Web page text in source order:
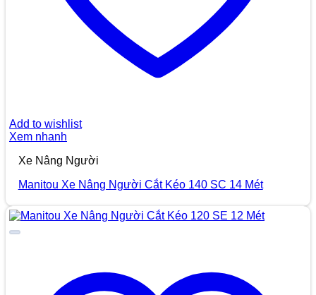
Add to wishlist
Xem nhanh
Xe Nâng Người
Manitou Xe Nâng Người Cắt Kéo 140 SC 14 Mét